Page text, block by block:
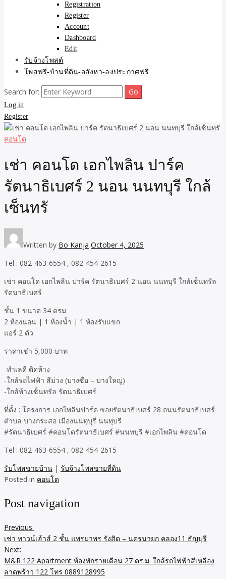
Registration
Register
Account
Dashboard
Edit
รับจ้างโพสต์
โพสฟรี-บ้านที่ดิน-อสังหา-ลงประกาศฟรี
Search for:
Log in
Register
คอนโด
เช่า คอนโด เอกไพลิน ปาร์ค
รัตนาธิเบศร์ 2 นอน นนทบุรี ใกล้
เซ็นทรั
Written by Bo Kanja October 4, 2025
Tel : 082-463-6554 , 082-454-2615
เช่า คอนโด เอกไพลิน ปาร์ค รัตนาธิเบศร์ 2 นอน นนทบุรี ใกล้เซ็นทรัล
รัตนาธิเบศร์
ชั้น 1 ขนาด 34 ตรม
2 ห้องนอน | 1 ห้องน้ำ | 1 ห้องรับแขก
แอร์ 2 ตัว
ราคาเช่า 5,000 บาท
-ทำเลดี ติดห้าง
-ใกล้รถไฟฟ้า สีม่วง (บางซื่อ – บางใหญ่)
-ใกล้ห้างเซ็นทรัล รัตนาธิเบศร์
ที่ตั้ง : โครงการ เอกไพลินปาร์ค ซอยรัตนาธิเบศร์ 28 ถนนรัตนาธิเบศร์
ตำบล บางกระสอ เมืองนนทุบุรี นนทุบรี
#รัตนาธิเบศร์ #คอนโดรัตนาธิเบศร์ #นนทบุรี #เอกไพลิน #คอนโด
Tel : 082-463-6554 , 082-454-2615
รับโพสขายบ้าน | รับจ้างโพสขายที่ดิน
Posted in คอนโด
Post navigation
Previous:
เช่า ทาวน์เฮ้าส์ 2 ชั้น แพรมาพร รังสิต – นครนายก คลอง11 ธัญบุรี
Next:
M&R 122 Apartment ห้องพักรายเดือน 27 ตร.ม. ใกล้รถไฟฟ้าสีเหลือง
ลาดพร้าว 122 โทร 0889128995